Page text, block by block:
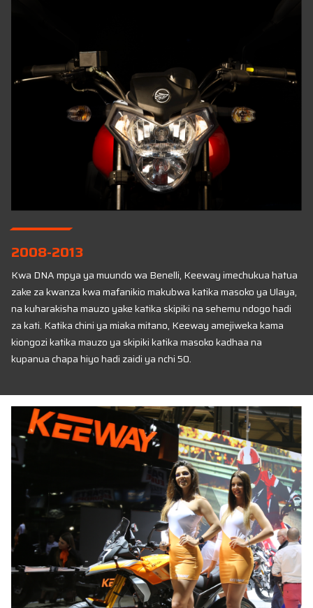
2008-2013
Kwa DNA mpya ya muundo wa Benelli, Keeway imechukua hatua
zake za kwanza kwa mafanikio makubwa katika masoko ya Ulaya,
na kuharakisha mauzo yake katika skipiki na sehemu ndogo hadi
za kati. Katika chini ya miaka mitano, Keeway amejiweka kama
kiongozi katika mauzo ya skipiki katika masoko kadhaa na
kupanua chapa hiyo hadi zaidi ya nchi 50.